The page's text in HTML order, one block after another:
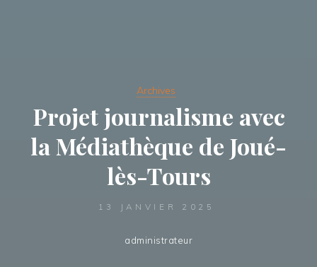
Archives
Projet journalisme avec
la Médiathèque de Joué-
lès-Tours
13 JANVIER 2025
administrateur